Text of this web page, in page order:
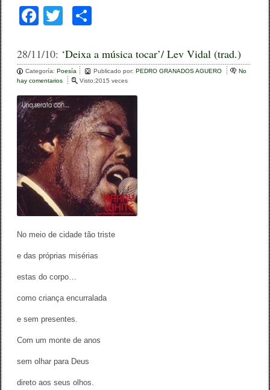
F
c
e
b
o
o
k
tt
er
m
p
ar
tir
28/11/10: ‘Deixa a música tocar’/ Lev Vidal (trad.)
Categoría:Poesía Publicado por:PEDRO GRANADOS AGUERO
No
hay comentarios
‘
D
x
a
a
m
ú
s
i
a
o
a
e
V
d
l
t
Visto:2015 veces
No meio de cidade tão triste
e das próprias misérias
estas do corpo…
como criança encurralada
e sem presentes.
Com um monte de anos
sem olhar para Deus
direto aos seus olhos.